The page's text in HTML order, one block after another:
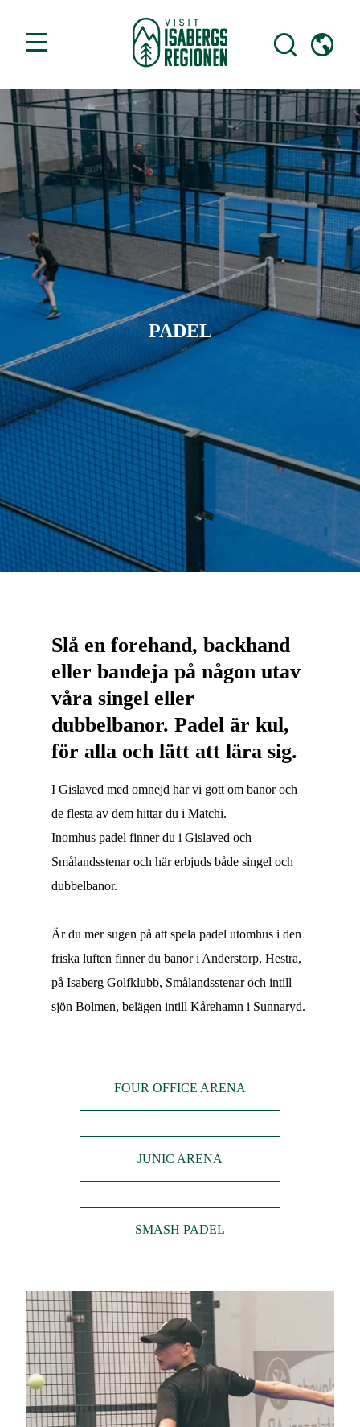
PADEL
Slå en forehand, backhand
eller bandeja på någon utav
våra singel eller
dubbelbanor. Padel är kul,
för alla och lätt att lära sig.
I Gislaved med omnejd har vi gott om banor och
de flesta av dem hittar du i Matchi.
Inomhus padel finner du i Gislaved och
Smålandsstenar och här erbjuds både singel och
dubbelbanor.
Är du mer sugen på att spela padel utomhus i den
friska luften finner du banor i Anderstorp, Hestra,
på Isaberg Golfklubb, Smålandsstenar och intill
sjön Bolmen, belägen intill Kårehamn i Sunnaryd.
FOUR OFFICE ARENA
JUNIC ARENA
SMASH PADEL